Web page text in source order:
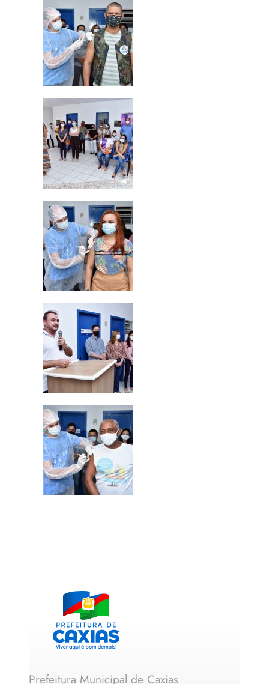
Prefeitura Municipal de Caxias